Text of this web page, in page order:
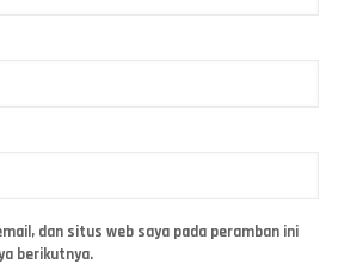
dan situs web saya pada peramban ini
berikutnya.